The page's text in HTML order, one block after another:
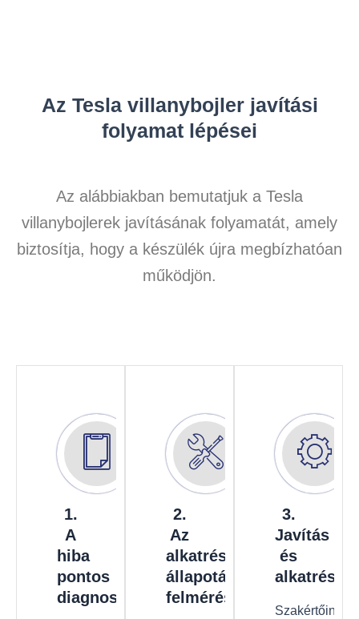
Az Tesla villanybojler javítási
folyamat lépései
Az alábbiakban bemutatjuk a Tesla
villanybojlerek javításának folyamatát, amely
biztosítja, hogy a készülék újra megbízhatóan
működjön.
1.
A
hiba
pontos
diagnosztizálása
2.
Az
alkatrészek
állapotának
felmérése
3.
Javítás
és
Szakértőink